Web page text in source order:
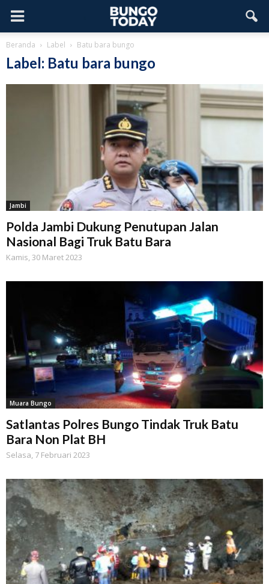
Beranda Label Batu bara bungo
Label: Batu bara bungo
Jambi
Polda Jambi Dukung Penutupan Jalan
Nasional Bagi Truk Batu Bara
Kamis, 30 Maret 2023
Muara Bungo
Satlantas Polres Bungo Tindak Truk Batu
Bara Non Plat BH
Selasa, 7 Februari 2023